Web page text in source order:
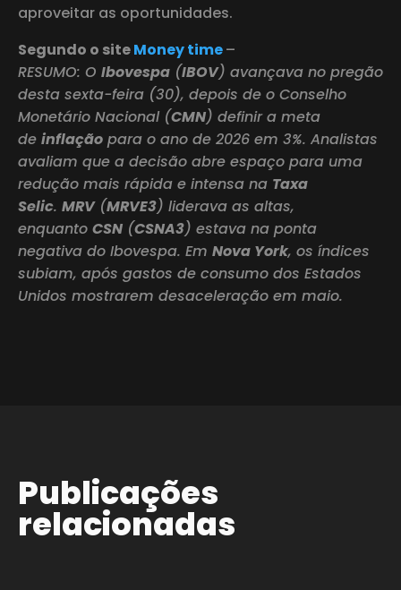
aproveitar as oportunidades.
Segundo o siteMoney time–
RESUMO: O Ibovespa (IBOV) avançava no pregão
desta sexta-feira (30), depois de o Conselho
Monetário Nacional (CMN) definir a meta
de inflação para o ano de 2026 em 3%. Analistas
avaliam que a decisão abre espaço para uma
redução mais rápida e intensa na Taxa
Selic. MRV(MRVE3) liderava as altas,
enquanto CSN (CSNA3) estava na ponta
negativa do Ibovespa. Em Nova York, os índices
subiam, após gastos de consumo dos Estados
Unidos mostrarem desaceleração em maio.
Publicações
relacionadas